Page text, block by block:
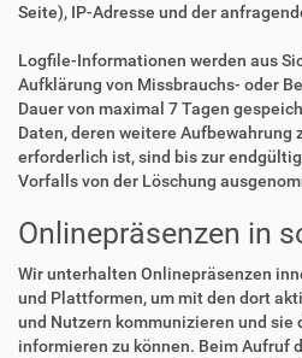
Seite), IP-Adresse und der
Logfile-Informationen werden aus
Aufklärung von Missbrauchs- oder
Dauer von maximal 7 Tagen
Daten, deren weitere Aufbewahrung
erforderlich ist, sind bis zur
Vorfalls von der Löschung
Onlinepräsenzen in
Wir unterhalten Onlinepräsenzen
und Plattformen, um mit den dort
und Nutzern kommunizieren und sie
informieren zu können. Beim Aufruf